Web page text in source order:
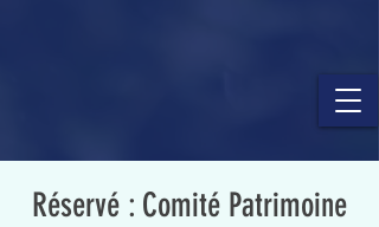
Réservé : Comité Patrimoine